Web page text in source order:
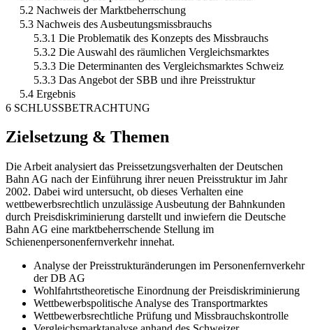
5.2 Nachweis der Marktbeherrschung
5.3 Nachweis des Ausbeutungsmissbrauchs
5.3.1 Die Problematik des Konzepts des Missbrauchs
5.3.2 Die Auswahl des räumlichen Vergleichsmarktes
5.3.3 Die Determinanten des Vergleichsmarktes Schweiz
5.3.3 Das Angebot der SBB und ihre Preisstruktur
5.4 Ergebnis
6 SCHLUSSBETRACHTUNG
Zielsetzung & Themen
Die Arbeit analysiert das Preissetzungsverhalten der Deutschen
Bahn AG nach der Einführung ihrer neuen Preisstruktur im Jahr
2002. Dabei wird untersucht, ob dieses Verhalten eine
wettbewerbsrechtlich unzulässige Ausbeutung der Bahnkunden
durch Preisdiskriminierung darstellt und inwiefern die Deutsche
Bahn AG eine marktbeherrschende Stellung im
Schienenpersonenfernverkehr innehat.
Analyse der Preisstrukturänderungen im Personenfernverkehr
der DB AG
Wohlfahrtstheoretische Einordnung der Preisdiskriminierung
Wettbewerbspolitische Analyse des Transportmarktes
Wettbewerbsrechtliche Prüfung und Missbrauchskontrolle